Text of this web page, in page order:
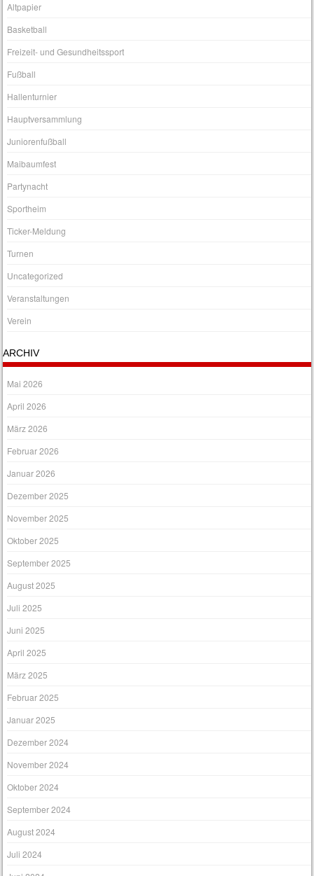
Altpapier
Basketball
Freizeit- und Gesundheitssport
Fußball
Hallenturnier
Hauptversammlung
Juniorenfußball
Maibaumfest
Partynacht
Sportheim
Ticker-Meldung
Turnen
Uncategorized
Veranstaltungen
Verein
ARCHIV
Mai 2026
April 2026
März 2026
Februar 2026
Januar 2026
Dezember 2025
November 2025
Oktober 2025
September 2025
August 2025
Juli 2025
Juni 2025
April 2025
März 2025
Februar 2025
Januar 2025
Dezember 2024
November 2024
Oktober 2024
September 2024
August 2024
Juli 2024